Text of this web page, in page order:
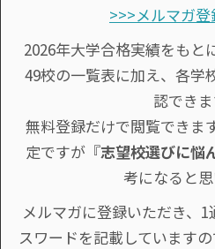
>>>メルマガ
2026年大学合格実績をもと
49校の一覧表に加え、各学
認できま
無料登録だけで閲覧できま
定ですが『志望校選びに悩
考になると思
メルマガに登録いただき、
スワードを記載しています